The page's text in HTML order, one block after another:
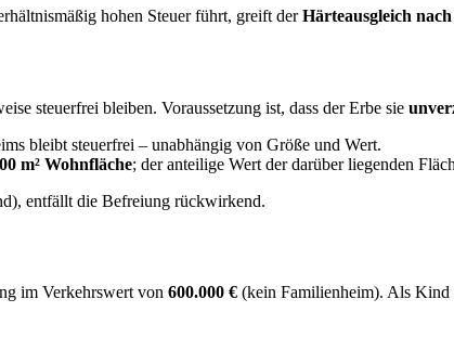
hohen Steuer führt, greift der Härteausgleich
steuerfrei bleiben. Voraussetzung ist, dass der Erbe sie
bleibt steuerfrei – unabhängig von Größe und Wert.
m² Wohnfläche; der anteilige Wert der darüber liegenden
entfällt die Befreiung rückwirkend.
im Verkehrswert von 600.000 € (kein Familienheim). Als Kind